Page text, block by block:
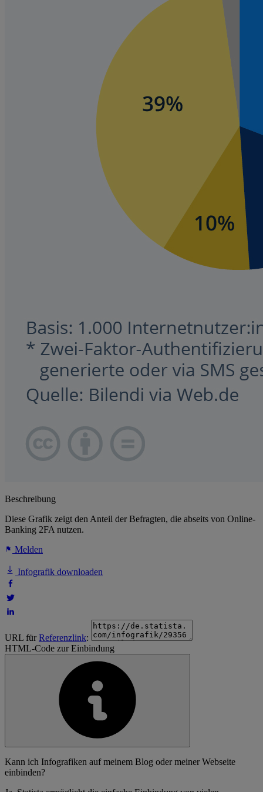
Beschreibung
Diese Grafik zeigt den Anteil der Befragten, die abseits von Online-
Banking 2FA nutzen.
Melden
Infografik downloaden
URL fürReferenzlink:
HTML-Code zur Einbindung
Kann ich Infografiken auf meinem Blog oder meiner Webseite
einbinden?